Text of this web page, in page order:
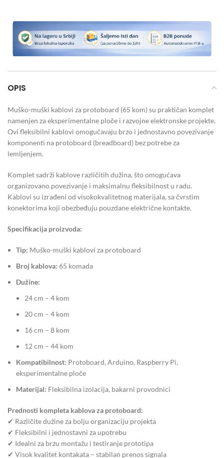
OPIS
Muško-muški kablovi za protoboard (65 kom) su praktičan komplet
namenjen za eksperimentalne ploče i razvojne elektronske projekte.
Ovi fleksibilni kablovi omogućavaju brzo i jednostavno povezivanje
komponenti na protoboard (breadboard) bez potrebe za
lemljenjem.
Komplet sadrži kablove različitih dužina, što omogućava
organizovano povezivanje i maksimalnu fleksibilnost u radu.
Kablovi su izrađeni od visokokvalitetnog materijala, sa čvrstim
konektorima koji obezbeđuju pouzdane električne kontakte.
Specifikacija proizvoda:
Tip: Muško-muški kablovi za protoboard
Broj kablova: 65 komada
Dužine:
24 cm – 4 kom
20 cm – 4 kom
16 cm – 8 kom
12 cm – 44 kom
Kompatibilnost: Protoboard, Arduino, Raspberry Pi,
eksperimentalne ploče
Materijal: Fleksibilna izolacija, bakarni provodnici
Prednosti kompleta kablova za protoboard:
✔ Različite dužine za bolju organizaciju projekta
✔ Fleksibilni i jednostavni za upotrebu
✔ Idealni za brzu montažu i testiranje prototipa
✔ Visok kvalitet kontakata – stabilan prenos signala